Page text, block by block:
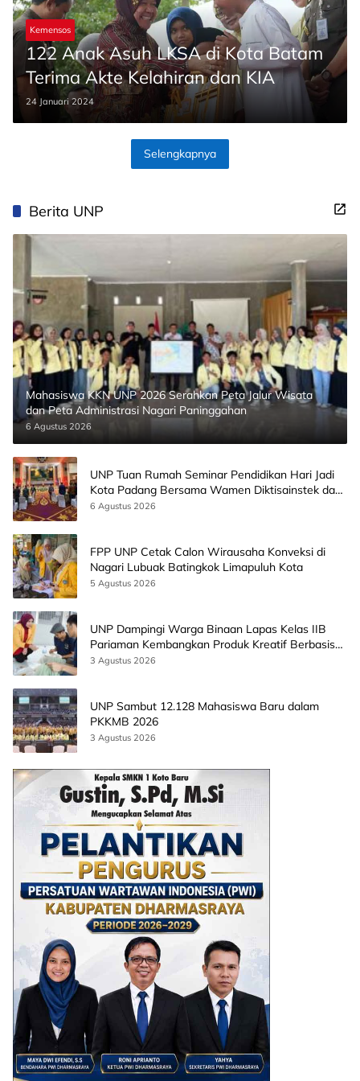
Kemensos
122 Anak Asuh LKSA di Kota Batam
Terima Akte Kelahiran dan KIA
24 Januari 2024
Selengkapnya
Berita UNP
Mahasiswa KKN UNP 2026 Serahkan Peta Jalur Wisata
dan Peta Administrasi Nagari Paninggahan
6 Agustus 2026
UNP Tuan Rumah Seminar Pendidikan Hari Jadi
Kota Padang Bersama Wamen Diktisainstek dan
CEO EMGS Malaysia
6 Agustus 2026
FPP UNP Cetak Calon Wirausaha Konveksi di
Nagari Lubuak Batingkok Limapuluh Kota
5 Agustus 2026
UNP Dampingi Warga Binaan Lapas Kelas IIB
Pariaman Kembangkan Produk Kreatif Berbasis
AI
3 Agustus 2026
UNP Sambut 12.128 Mahasiswa Baru dalam
PKKMB 2026
3 Agustus 2026